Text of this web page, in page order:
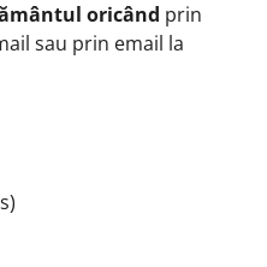
oricând prin
sau prin email la